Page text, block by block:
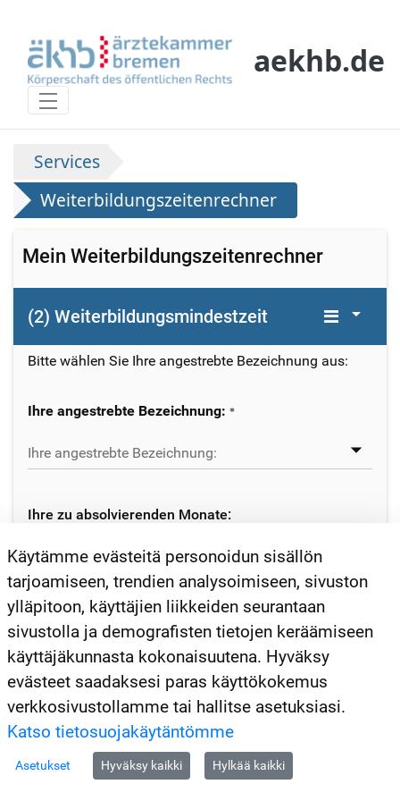
aekhb.de
Services
Weiterbildungszeitenrechner
Mein Weiterbildungszeitenrechner
(2) Weiterbildungsmindestzeit
Bitte wählen Sie Ihre angestrebte Bezeichnung aus:
Ihre angestrebte Bezeichnung:
Ihre zu absolvierenden Monate:
Monate
Zu absolvierende Monate anpassen.
Weiter
Käytämme evästeitä personoidun sisällön
tarjoamiseen, trendien analysoimiseen, sivuston
ylläpitoon, käyttäjien liikkeiden seurantaan
sivustolla ja demografisten tietojen keräämiseen
käyttäjäkunnasta kokonaisuutena. Hyväksy
evästeet saadaksesi paras käyttökokemus
verkkosivustollamme tai hallitse asetuksiasi.
Katso tietosuojakäytäntömme
Asetukset Hyväksy kaikki Hylkää kaikki